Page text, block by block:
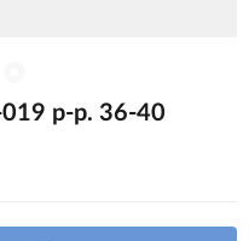
019 р-р. 36-40